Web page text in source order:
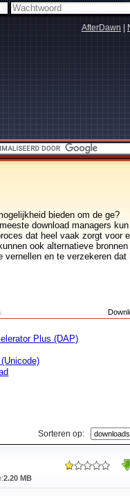
AfterDawn
bieden om de ge?
download managers
dat heel vaak zorgt voor
ook alternatieve bronnen
vernellen en te verzekeren dat
Plus (DAP)
Sorteren op:
2.20 MB